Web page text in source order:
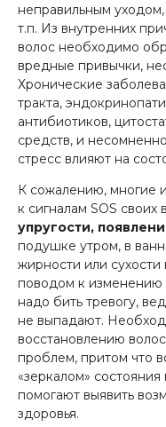
неправильным
т.п. Из внутренних
волос необходимо
вредные привычки,
Хронические
тракта,
антибиотиков,
средств, и
стресс влияют на
К сожалению, многие
к сигналам SOS своих
упругости,
подушке утром, в
жирности или сухости
поводом к изменению
надо бить тревогу,
не выпадают.
восстановлению
проблем, притом что
«зеркалом»
помогают выявить
здоровья.